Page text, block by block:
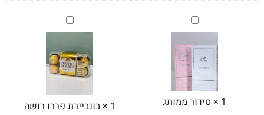
סידור
ממותג
1
×סידור ממותג
בונביירת
פררו
1
×בונביירת פררו רושה